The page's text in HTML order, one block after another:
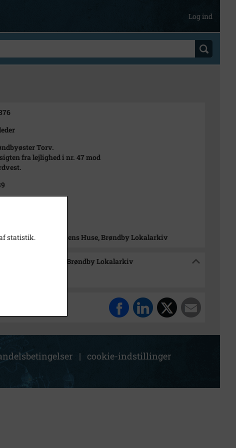
Log ind
Torv.
fra lejlighed i nr. 47 mod
Historiens Huse, Brøndby Lokalarkiv
Historiens Huse, Brøndby Lokalarkiv
| cookie-indstillinger
statistik.